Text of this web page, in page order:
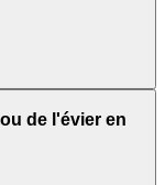
de l'évier en